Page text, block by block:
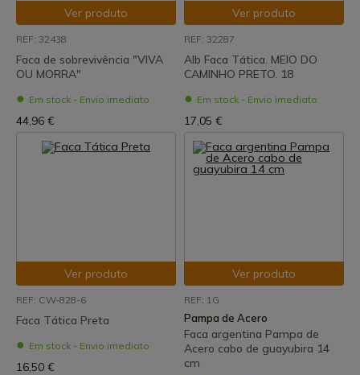
Ver produto
REF: 32438
Faca de sobrevivência "VIVA
OU MORRA"
Em stock - Envio imediato
44,96 €
Ver produto
REF: 32287
Alb Faca Tática. MEIO DO
CAMINHO PRETO. 18
Em stock - Envio imediato
17,05 €
Ver produto
REF: CW-828-6
Faca Tática Preta
Em stock - Envio imediato
16,50 €
Ver produto
REF: 1G
Pampa de Acero
Faca argentina Pampa de
Acero cabo de guayubira 14
cm